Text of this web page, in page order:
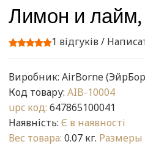
Лимон и лайм,
1 відгуків/
Виробник: AirBorne
Код товару: AIB-10004
upc код: 647865100041
Наявність: Є в наявності
Вес товара: 0.07 кг.